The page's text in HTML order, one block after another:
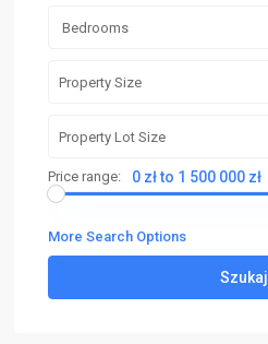
Bedrooms
Price range: 0 zł to 1 500 000 zł
More Search Options
Szukaj